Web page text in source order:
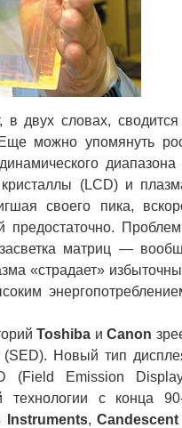
в двух словах, сводится
можно упомянуть
диапазона
(LCD) и
своего пика,
предостаточно.
матриц —
«страдает»
Toshiba иCanon
(SED). Новый тип
(Field Emission
технологии с конца
Instruments, Candescent